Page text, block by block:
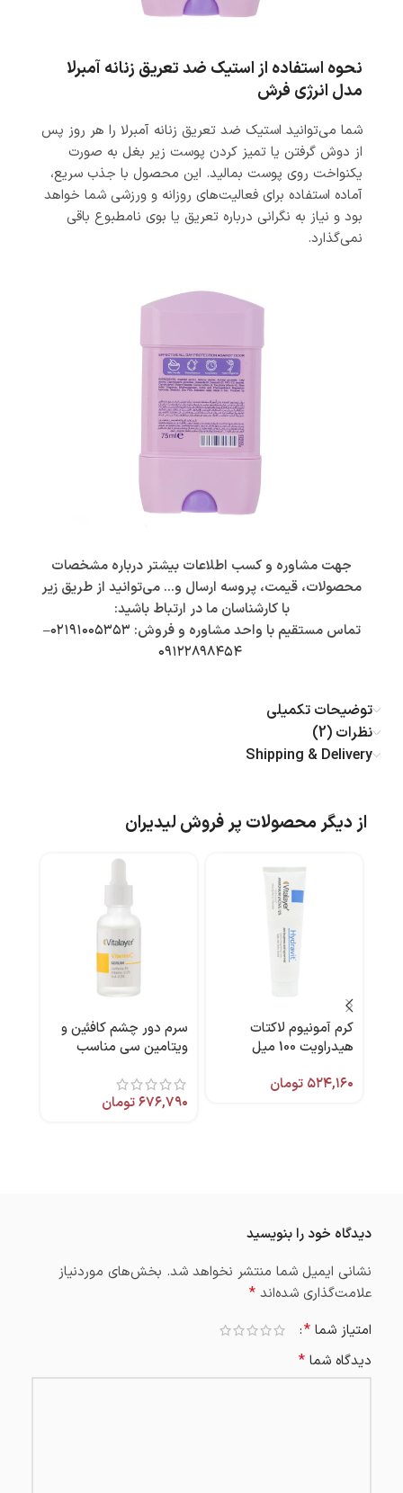
نحوه استفاده از استیک ضد تعریق زنانه آمبرلا
مدل انرژی فرش
شما می‌توانید استیک ضد تعریق زنانه آمبرلا را هر روز پس
از دوش گرفتن یا تمیز کردن پوست زیر بغل به صورت
یکنواخت روی پوست بمالید. این محصول با جذب سریع،
آماده استفاده برای فعالیت‌های روزانه و ورزشی شما خواهد
بود و نیاز به نگرانی درباره تعریق یا بوی نامطبوع باقی
نمی‌گذارد.
جهت مشاوره و کسب اطلاعات بیشتر درباره مشخصات
محصولات، قیمت، پروسه ارسال و… می‌توانید از طریق زیر
با کارشناسان ما در ارتباط باشید:
تماس مستقیم با واحد مشاوره و فروش: ۰۲۱۹۱۰۰۵۳۵۳–
۰۹۱۲۲۸۹۸۴۵۴
توضیحات تکمیلی
نظرات (2)
Shipping & Delivery
از دیگر محصولات پر فروش لیدیران
کرم آمونیوم لاکتات
هیدراویت 100 میل
۵۲۴,۱۶۰ تومان
سرم دور چشم کافئین و
ویتامین سی مناسب
ویتالیر
۶۷۶,۷۹۰تومان
دیدگاه خود را بنویسید
نشانی ایمیل شما منتشر نخواهد شد. بخش‌های موردنیاز
علامت‌گذاری شده‌اند *
امتیاز شما *
دیدگاه شما *